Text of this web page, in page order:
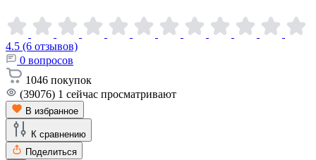
4.5 (6 отзывов)
0 вопросов
1046 покупок
(39076) 1 сейчас просматривают
В избранное
К сравнению
Поделиться